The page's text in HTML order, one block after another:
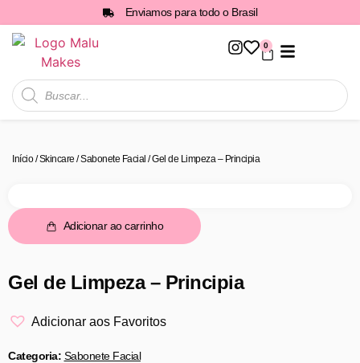
Enviamos para todo o Brasil
0
Início/Skincare /Sabonete Facial / Gel de Limpeza – Principia
Gel de Limpeza – Principia
Adicionar aos Favoritos
Categoria: Sabonete Facial
Adicionar ao carrinho